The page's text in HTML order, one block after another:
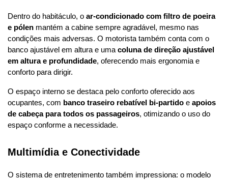
Dentro do habitáculo, o ar-condicionado com filtro de poeira
e pólen mantém a cabine sempre agradável, mesmo nas
condições mais adversas. O motorista também conta com o
banco ajustável em altura e uma coluna de direção ajustável
em altura e profundidade, oferecendo mais ergonomia e
conforto para dirigir.
O espaço interno se destaca pelo conforto oferecido aos
ocupantes, com banco traseiro rebatível bi-partido e apoios
de cabeça para todos os passageiros, otimizando o uso do
espaço conforme a necessidade.
Multimídia e Conectividade
O sistema de entretenimento também impressiona: o modelo